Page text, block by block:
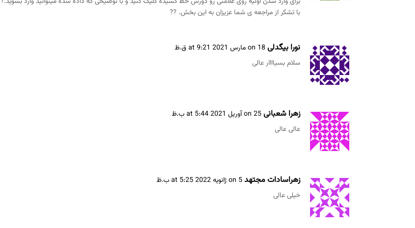
با تشکر از مراجعه ی شما عزیزان به این بخش. ??
نورا بیگدلی on 18 مارس 2021 at 9:21 ق.ظ
سلام بسیاااار عالی
زهرا شعبانی on 25 آوریل 2021 at 5:44 ب.ظ
عالی عالی
زهراسادات مجتهد on 5 ژانویه 2022 at 5:25 ب.ظ
خیلی عالی